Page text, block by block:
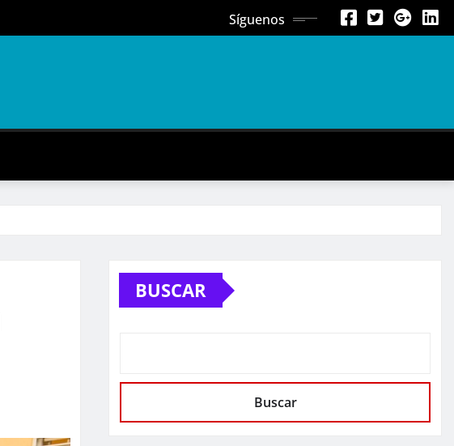
Síguenos
BUSCAR
Buscar